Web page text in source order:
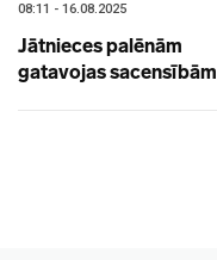
08:11 - 16.08.2025
Jātnieces palēnām
gatavojas sacensībām